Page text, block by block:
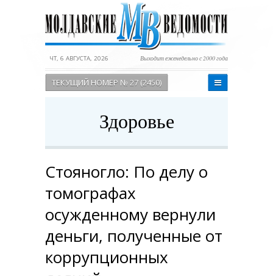
ЧТ, 6 АВГУСТА, 2026 Выходит еженедельно с 2000 года
ТЕКУЩИЙ НОМЕР № 27 (2450)
Здоровье
Стояногло: По делу о
томографах
осужденному вернули
деньги, полученные от
коррупционных